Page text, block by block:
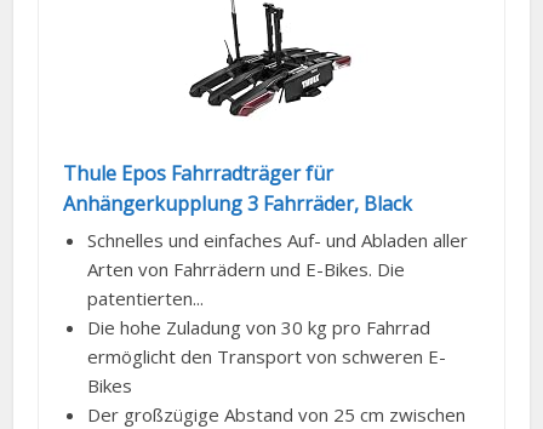
Thule Epos Fahrradträger für
Anhängerkupplung 3 Fahrräder, Black
Schnelles und einfaches Auf- und Abladen aller
Arten von Fahrrädern und E-Bikes. Die
patentierten...
Die hohe Zuladung von 30 kg pro Fahrrad
ermöglicht den Transport von schweren E-
Bikes
Der großzügige Abstand von 25 cm zwischen